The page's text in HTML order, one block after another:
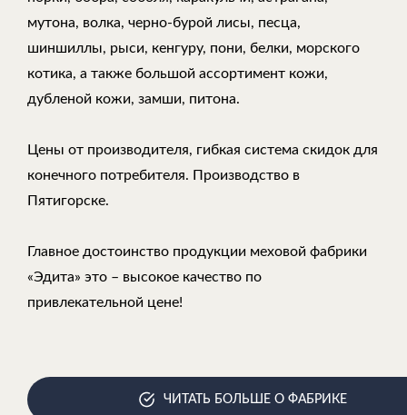
мутона, волка, черно-бурой лисы, песца,
шиншиллы, рыси, кенгуру, пони, белки, морского
котика, а также большой ассортимент кожи,
дубленой кожи, замши, питона.
Цены от производителя, гибкая система скидок для
конечного потребителя. Производство в
Пятигорске.
Главное достоинство продукции меховой фабрики
«Эдита» это – высокое качество по
привлекательной цене!
ЧИТАТЬ БОЛЬШЕ О ФАБРИКЕ